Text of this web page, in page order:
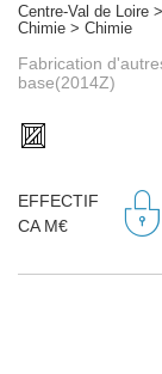
Centre-Val de Loire
Chimie > Chimie
Fabrication
base(2014Z)
EFFECTIF
CA M€